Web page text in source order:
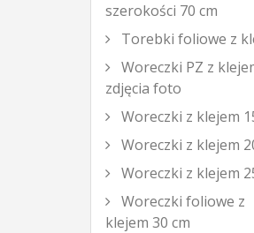
szerokości 70 cm
Torebki foliowe z
Woreczki PZ z
zdjęcia foto
Woreczki z klejem
Woreczki z klejem
Woreczki z klejem
Woreczki foliowe z
klejem 30 cm